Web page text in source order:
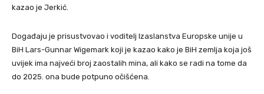
kazao je Jerkić.
Događaju je prisustvovao i voditelj Izaslanstva Europske unije u
BiH Lars-Gunnar Wigemark koji je kazao kako je BiH zemlja koja još
uvijek ima najveći broj zaostalih mina, ali kako se radi na tome da
do 2025. ona bude potpuno očišćena.